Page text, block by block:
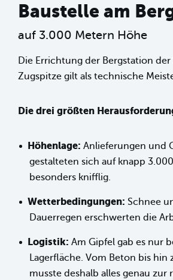
Baustelle am
auf 3.000 Metern Höhe
Die Errichtung der Bergstation der
Zugspitze gilt als technische
Die drei größten
Höhenlage: Anlieferungen und
gestalteten sich auf knapp
besonders knifflig.
Wetterbedingungen: Schnee
Dauerregen erschwerten die
Logistik: Am Gipfel gab es nur
Lagerfläche. Vom Beton bis hin
musste deshalb alles genau zur